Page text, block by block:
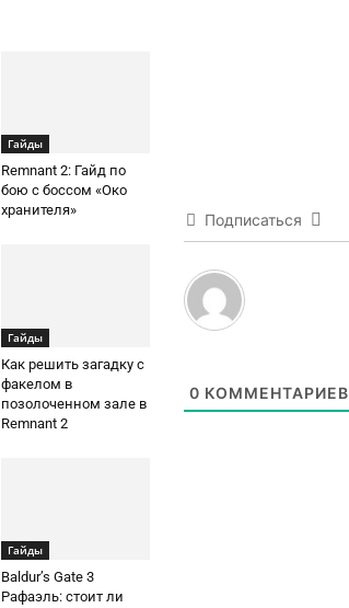
Гайды
Remnant 2: Гайд по
бою с боссом «Око
хранителя»
Гайды
Как решить загадку с
факелом в
позолоченном зале в
Remnant 2
Гайды
Baldur’s Gate 3
Рафаэль: стоит ли
Подписаться
0 КОММЕНТАРИЕВ